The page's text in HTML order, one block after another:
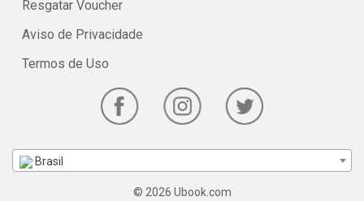
Resgatar Voucher
Aviso de Privacidade
Termos de Uso
Brasil
© 2026 Ubook.com